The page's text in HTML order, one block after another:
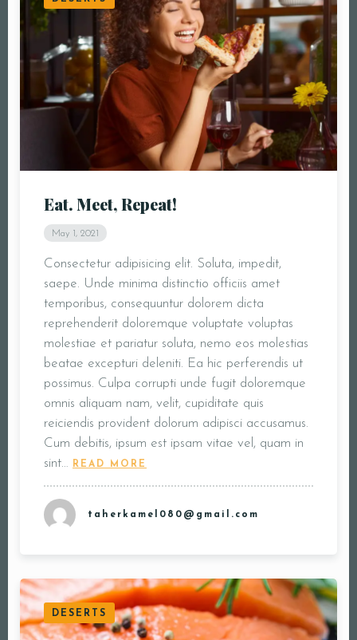
Eat. Meet, Repeat!
May 1, 2021
Consectetur adipisicing elit. Soluta, impedit,
saepe. Unde minima distinctio officiis amet
temporibus, consequuntur dolorem dicta
reprehenderit doloremque voluptate voluptas
molestiae et pariatur soluta, nemo eos molestias
beatae excepturi deleniti. Ea hic perferendis ut
possimus. Culpa corrupti unde fugit doloremque
omnis aliquam nam, velit, cupiditate quis
reiciendis provident dolorum adipisci accusamus.
Cum debitis, ipsum est ipsam vitae vel, quam in
sint…
READ MORE
taherkamel080@gmail.com
DESERTS